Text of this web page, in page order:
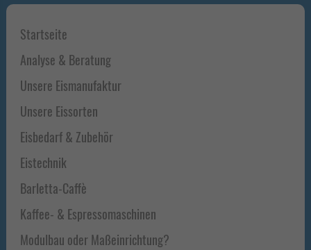
Haupt-
Sidebar
Startseite
Analyse & Beratung
Unsere Eismanufaktur
Unsere Eissorten
Eisbedarf & Zubehör
Eistechnik
Barletta-Caffè
Kaffee- & Espressomaschinen
Modulbau oder Maßeinrichtung?